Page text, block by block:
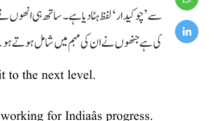
سے ’چوکیدار‘ لفظ ہٹا دیا ہے۔ ساتھ ہی
کی ہے جنھوں نے ان کی مہم میں شامل ہوتے
to the next level.
for Indiaâs progress.